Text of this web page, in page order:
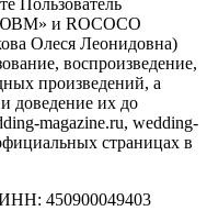
Пользователь
и ROCOCO
Олеся Леонидовна)
воспроизведение,
произведений, а
доведение их до
magazine.ru, wedding-
страницах в
450900049403